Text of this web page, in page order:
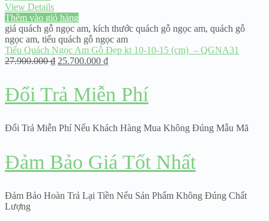
View Details
Thêm vào giỏ hàng
giá quách gỗ ngọc am, kích thước quách gỗ ngọc am, quách gỗ
ngọc am, tiểu quách gỗ ngọc am
Tiểu Quách Ngọc Am Gỗ Đẹp kt 10-10-15 (cm) – QGNA31
27.900.000₫ 25.700.000 ₫
Đổi Trả Miễn Phí
Đổi Trả Miễn Phí Nếu Khách Hàng Mua Không Đúng Mẫu Mã
Đảm Bảo Giá Tốt Nhất
Đảm Bảo Hoàn Trả Lại Tiền Nếu Sản Phẩm Không Đúng Chất
Lượng